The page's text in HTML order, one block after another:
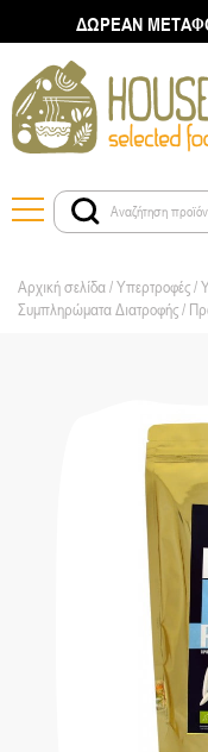
ΔΩΡΕΑΝ
Αρχική σελίδα/Υπερτροφές /
Συμπληρώματα Διατροφής /